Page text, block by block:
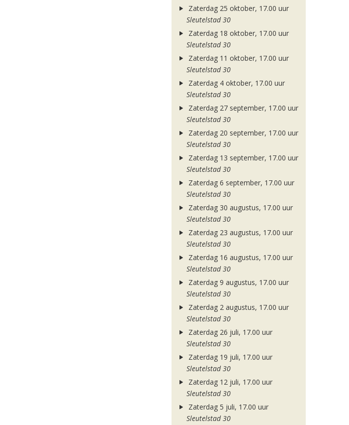
Zaterdag 25 oktober, 17.00 uur
Sleutelstad 30
Zaterdag 18 oktober, 17.00 uur
Sleutelstad 30
Zaterdag 11 oktober, 17.00 uur
Sleutelstad 30
Zaterdag 4 oktober, 17.00 uur
Sleutelstad 30
Zaterdag 27 september, 17.00 uur
Sleutelstad 30
Zaterdag 20 september, 17.00 uur
Sleutelstad 30
Zaterdag 13 september, 17.00 uur
Sleutelstad 30
Zaterdag 6 september, 17.00 uur
Sleutelstad 30
Zaterdag 30 augustus, 17.00 uur
Sleutelstad 30
Zaterdag 23 augustus, 17.00 uur
Sleutelstad 30
Zaterdag 16 augustus, 17.00 uur
Sleutelstad 30
Zaterdag 9 augustus, 17.00 uur
Sleutelstad 30
Zaterdag 2 augustus, 17.00 uur
Sleutelstad 30
Zaterdag 26 juli, 17.00 uur
Sleutelstad 30
Zaterdag 19 juli, 17.00 uur
Sleutelstad 30
Zaterdag 12 juli, 17.00 uur
Sleutelstad 30
Zaterdag 5 juli, 17.00 uur
Sleutelstad 30